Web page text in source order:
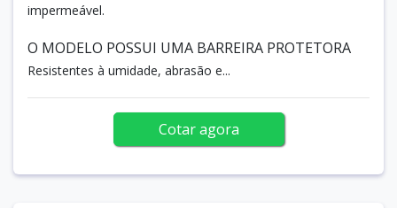
impermeável.
O MODELO POSSUI UMA BARREIRA PROTETORA
Resistentes à umidade, abrasão e...
Cotar agora